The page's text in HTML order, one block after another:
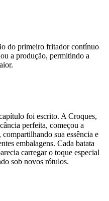
do primeiro fritador contínuo
a produção, permitindo a
foi escrito. A Croques,
perfeita, começou a
sua essência e
embalagens. Cada batata
carregar o toque especial
sob novos rótulos.